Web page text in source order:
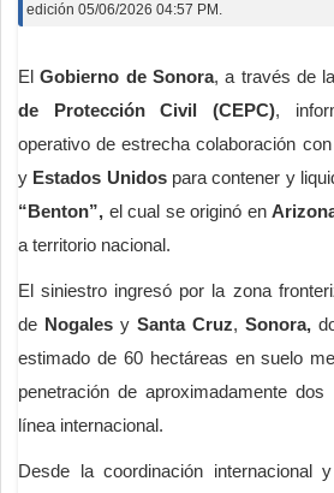
edición 05/06/2026 04:57 PM.
ElGobierno de Sonora, a través de la
de Protección Civil (CEPC),
operativo de estrecha colaboración
y Estados Unidospara contener y
“Benton”, el cual se originó en
a territorio nacional.
El siniestro ingresó por la zona
de Nogales y Santa Cruz, Sonora,
estimado de 60 hectáreas en suelo
penetración de aproximadamente
línea internacional.
Desde la coordinación internacional